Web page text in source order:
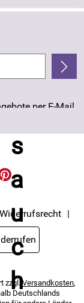
per E-Mail
zur
kann
Widerrufsrecht
zzgl. Versandkosten,
Deutschlands